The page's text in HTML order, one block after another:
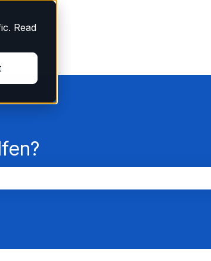
Read